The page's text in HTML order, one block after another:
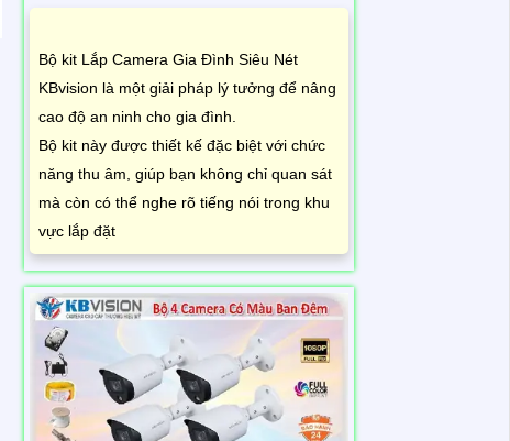
Bộ kit Lắp Camera Gia Đình Siêu Nét
KBvision là một giải pháp lý tưởng để nâng
cao độ an ninh cho gia đình.
Bộ kit này được thiết kế đặc biệt với chức
năng thu âm, giúp bạn không chỉ quan sát
mà còn có thể nghe rõ tiếng nói trong khu
vực lắp đặt